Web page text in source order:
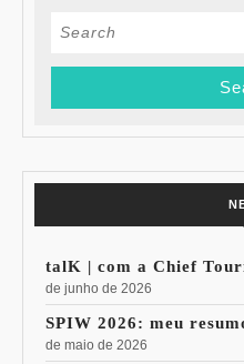
Search
talK | com a Chief
de junho de 2026
SPIW 2026: meu
de maio de 2026